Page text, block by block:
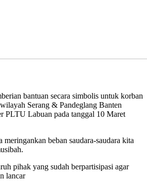
bantuan secara simbolis untuk korban
Serang & Pandeglang Banten
PLTU Labuan pada tanggal 10 Maret
meringankan beban saudara-saudara kita
pihak yang sudah berpartisipasi agar
lancar